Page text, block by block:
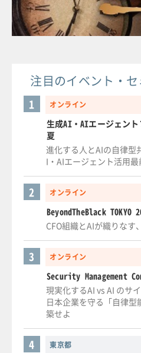
注目のイベント・
オンライン
1
生成AI・AIエージェン
夏
進化する人とAIの自律型
I・AIエージェント活用最
オンライン
2
BeyondTheBlack TOKYO
CFO組織とAIが織りなす
オンライン
3
Security Management
現実化するAI vs AI のサ
日本企業を守る「自律
築せよ
東京都
4